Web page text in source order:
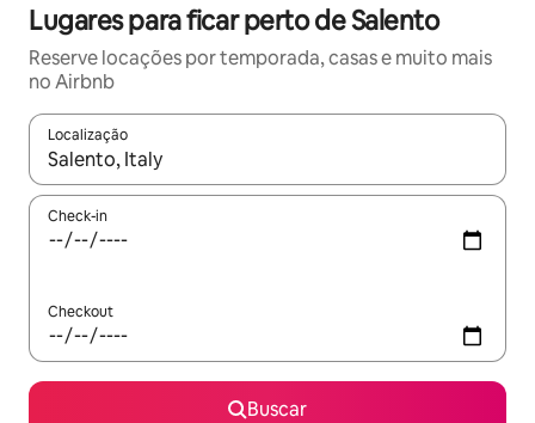
Lugares para ficar perto de Salento
Reserve locações por temporada, casas e muito mais
no Airbnb
Localização
Quando os resultados estiverem disponíveis, explore-os
Check-in
Checkout
Buscar